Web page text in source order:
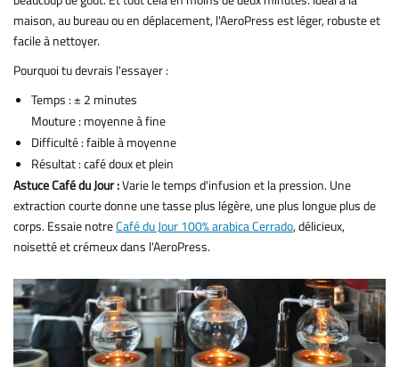
maison, au bureau ou en déplacement, l'AeroPress est léger, robuste et
facile à nettoyer.
Pourquoi tu devrais l'essayer :
Temps : ± 2 minutes
Mouture : moyenne à fine
Difficulté : faible à moyenne
Résultat : café doux et plein
Astuce Café du Jour :Varie le temps d'infusion et la pression. Une
extraction courte donne une tasse plus légère, une plus longue plus de
corps. Essaie notreCafé du Jour 100% arabica Cerrado, délicieux,
noisetté et crémeux dans l'AeroPress.